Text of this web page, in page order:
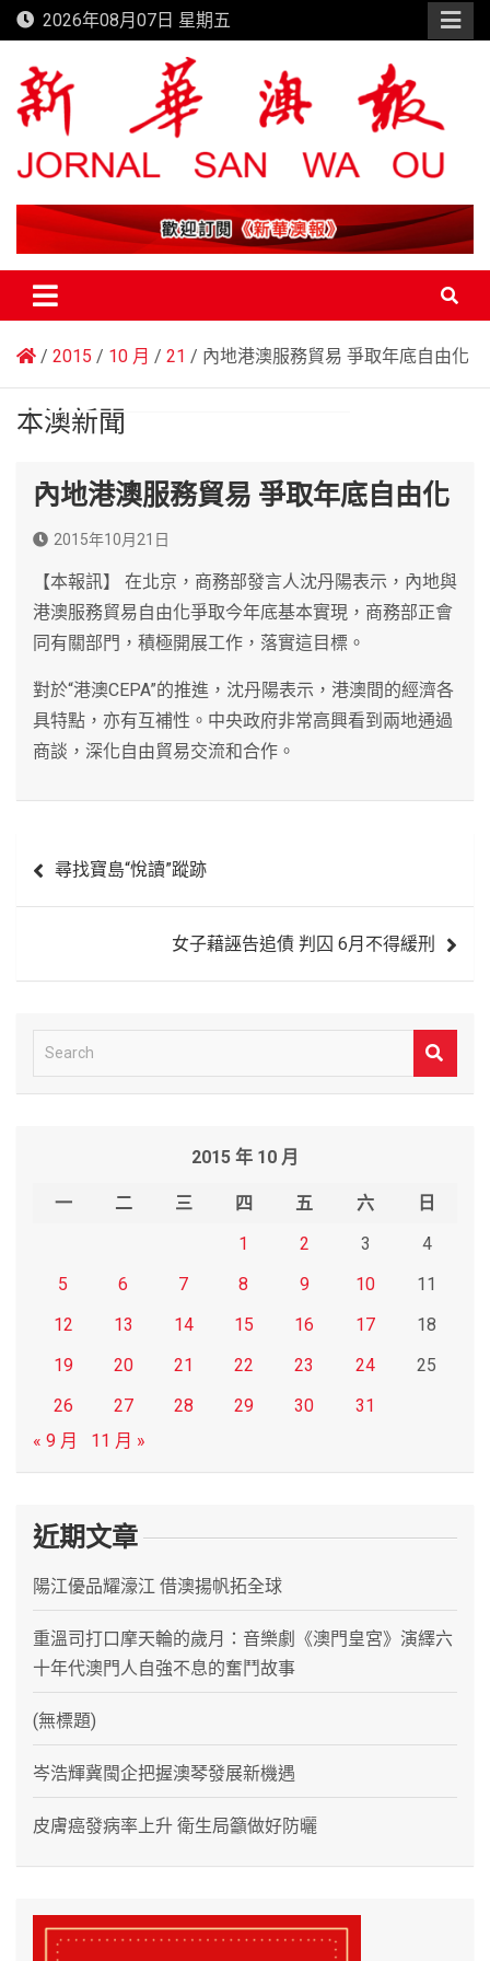
Skip
to
content
2026年08月07日 星期五
新華澳報
2015 10 月 21 內地港澳服務貿易 爭取年底自由化
本澳新聞
內地港澳服務貿易 爭取年底自由化
2015年10月21日
【本報訊】 在北京，商務部發言人沈丹陽表示，內地與
港澳服務貿易自由化爭取今年底基本實現，商務部正會
同有關部門，積極開展工作，落實這目標。
對於“港澳CEPA”的推進，沈丹陽表示，港澳間的經濟各
具特點，亦有互補性。中央政府非常高興看到兩地通過
商談，深化自由貿易交流和合作。
章 尋找寶島“悅讀”蹤跡
女子藉誣告追債 判囚 6月不得緩刑
e
2015 年 10 月
一 二 三 四 五 六
日
1
2 3
4
5
6 7 8 9 10
11
12
13 14 15 16 17
18
19
20 21 22 23 24
25
26
27 28 29 30
31
« 9 月
11 月 »
近期文章
陽江優品耀濠江 借澳揚帆拓全球
重溫司打口摩天輪的歲月：音樂劇《澳門皇宮》演繹六
十年代澳門人自強不息的奮鬥故事
(無標題)
岑浩輝冀閩企把握澳琴發展新機遇
皮膚癌發病率上升 衛生局籲做好防曬